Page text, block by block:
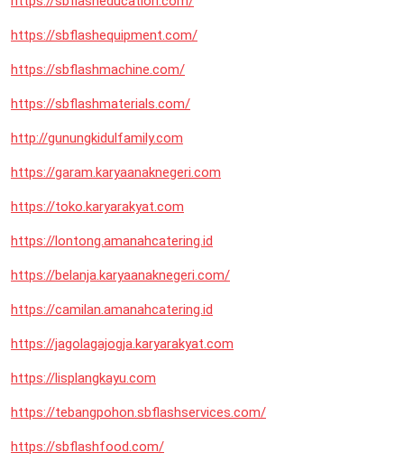
https://sbflashequipment.com/
https://sbflashmachine.com/
https://sbflashmaterials.com/
http://gunungkidulfamily.com
https://garam.karyaanaknegeri.com
https://toko.karyarakyat.com
https://lontong.amanahcatering.id
https://belanja.karyaanaknegeri.com/
https://camilan.amanahcatering.id
https://jagolagajogja.karyarakyat.com
https://lisplangkayu.com
https://tebangpohon.sbflashservices.com/
https://sbflashfood.com/